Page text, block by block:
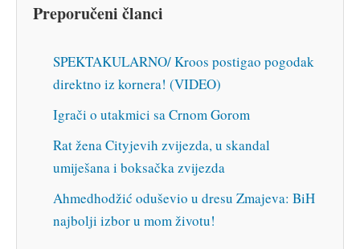
Preporučeni članci
SPEKTAKULARNO/ Kroos postigao pogodak
direktno iz kornera! (VIDEO)
Igrači o utakmici sa Crnom Gorom
Rat žena Cityjevih zvijezda, u skandal
umiješana i boksačka zvijezda
Ahmedhodžić oduševio u dresu Zmajeva: BiH
najbolji izbor u mom životu!